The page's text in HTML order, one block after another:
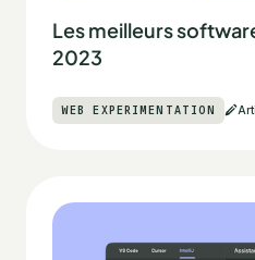
Les meilleurs
2023
WEB EXPERIMENTATION